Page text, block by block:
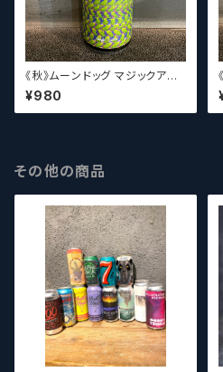
《秋》ムーンドッグ マジックアイP
A / Moon Dog Magic Eye P
A
¥980
その他の商品